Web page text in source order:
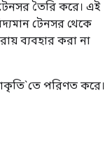
তৈরি করে। এই
টেনসর থেকে
ব্যবহার করা না
পরিণত করে।